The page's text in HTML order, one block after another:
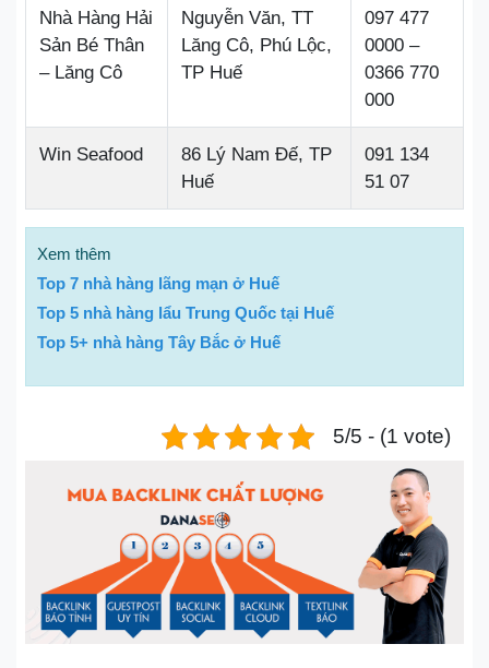
Nhà Hàng Hải
Sản Bé Thân
– Lăng Cô
Nguyễn Văn, TT
Lăng Cô, Phú Lộc,
TP Huế
097 477
0000 –
0366 770
000
Win Seafood
86 Lý Nam Đế, TP
Huế
091 134
51 07
Xem thêm
Top 7 nhà hàng lãng mạn ở Huế
Top 5 nhà hàng lẩu Trung Quốc tại Huế
Top 5+ nhà hàng Tây Bắc ở Huế
5/5 - (1 vote)